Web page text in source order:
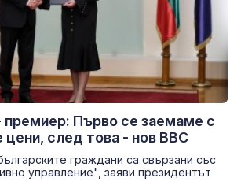
премиер: Първо се заемаме с
цени, след това - нов ВВС
граждани са свързани със
управление", заяви президентът